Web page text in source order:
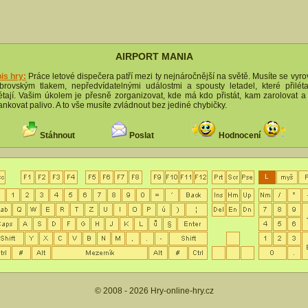
AIRPORT MANIA
hry: Práce letové dispečera patří mezi ty nejnáročnější na světě. Musíte se
tlakem, nepředvídatelnými událostmi a spousty letadel, které
Vašim úkolem je přesně zorganizovat, kde má kdo přistát, kam zarolovat a
palivo. A to vše musíte zvládnout bez jediné chybičky.
Stáhnout Poslat Hodnocení
L
© 2008 - 2026 Hry-online-hry.cz